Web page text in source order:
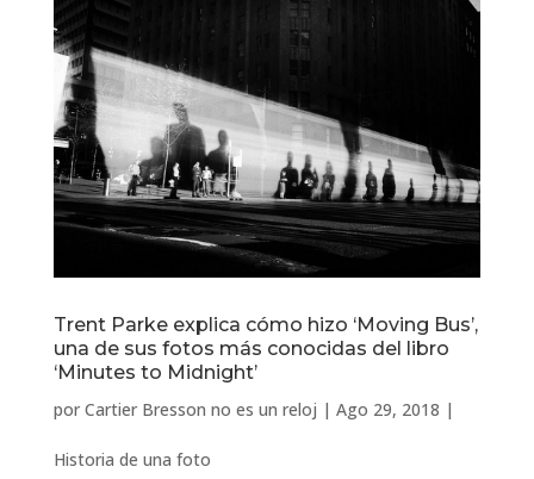
Trent Parke explica cómo hizo ‘Moving Bus’,
una de sus fotos más conocidas del libro
‘Minutes to Midnight’
por Cartier Bresson no es un reloj | Ago 29, 2018 |
Historia de una foto